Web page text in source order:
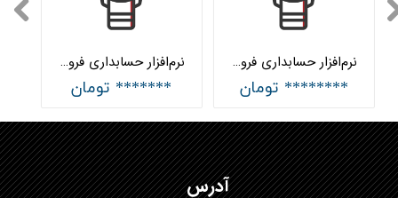
نرم‌افزار حسابداری فروشندگان ساعت ساده هلو APEX
******* تومان
نرم‌افزار حسابداری فروشندگان ساعت پیشرفته هلو APEX
******** تومان
آدرس